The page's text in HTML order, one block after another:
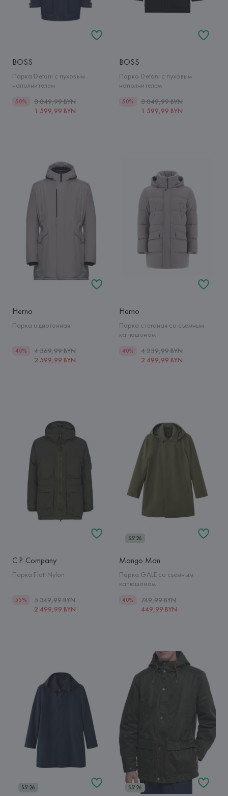
BOSS
Парка Detoni с пуховым
наполнителем
50%
3 049,99 BYN
1 599,99 BYN
BOSS
Парка Detoni с пуховым
наполнителем
50%
3 049,99 BYN
1 599,99 BYN
Herno
Парка однотонная
40%
4 369,99 BYN
2 599,99 BYN
Herno
Парка стеганая со съемным
капюшоном
40%
4 239,99 BYN
2 499,99 BYN
C.P. Company
Парка Flatt Nylon
55%
5 349,99 BYN
2 499,99 BYN
SS'26
Mango Man
Парка GALE со съемным
капюшоном
40%
749,99 BYN
449,99 BYN
SS'26 SS'26